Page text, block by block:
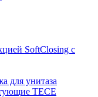
SoftClosing с
для унитаза
TECE